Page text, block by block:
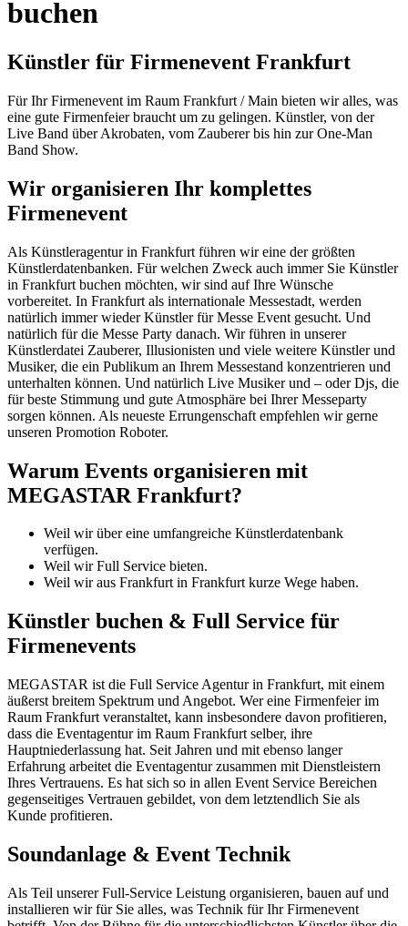
buchen
Künstler für Firmenevent Frankfurt
Für Ihr Firmenevent im Raum Frankfurt / Main bieten wir alles, was
eine gute Firmenfeier braucht um zu gelingen. Künstler, von der
Live Band über Akrobaten, vom Zauberer bis hin zur One-Man
Band Show.
Wir organisieren Ihr komplettes
Firmenevent
Als Künstleragentur in Frankfurt führen wir eine der größten
Künstlerdatenbanken. Für welchen Zweck auch immer Sie Künstler
in Frankfurt buchen möchten, wir sind auf Ihre Wünsche
vorbereitet. In Frankfurt als internationale Messestadt, werden
natürlich immer wieder Künstler für Messe Event gesucht. Und
natürlich für die Messe Party danach. Wir führen in unserer
Künstlerdatei Zauberer, Illusionisten und viele weitere Künstler und
Musiker, die ein Publikum an Ihrem Messestand konzentrieren und
unterhalten können. Und natürlich Live Musiker und – oder Djs, die
für beste Stimmung und gute Atmosphäre bei Ihrer Messeparty
sorgen können. Als neueste Errungenschaft empfehlen wir gerne
unseren Promotion Roboter.
Warum Events organisieren mit
MEGASTAR Frankfurt?
Weil wir über eine umfangreiche Künstlerdatenbank
verfügen.
Weil wir Full Service bieten.
Weil wir aus Frankfurt in Frankfurt kurze Wege haben.
Künstler buchen & Full Service für
Firmenevents
MEGASTAR ist die Full Service Agentur in Frankfurt, mit einem
äußerst breitem Spektrum und Angebot. Wer eine Firmenfeier im
Raum Frankfurt veranstaltet, kann insbesondere davon profitieren,
dass die Eventagentur im Raum Frankfurt selber, ihre
Hauptniederlassung hat. Seit Jahren und mit ebenso langer
Erfahrung arbeitet die Eventagentur zusammen mit Dienstleistern
Ihres Vertrauens. Es hat sich so in allen Event Service Bereichen
gegenseitiges Vertrauen gebildet, von dem letztendlich Sie als
Kunde profitieren.
Soundanlage & Event Technik
Als Teil unserer Full-Service Leistung organisieren, bauen auf und
installieren wir für Sie alles, was Technik für Ihr Firmenevent